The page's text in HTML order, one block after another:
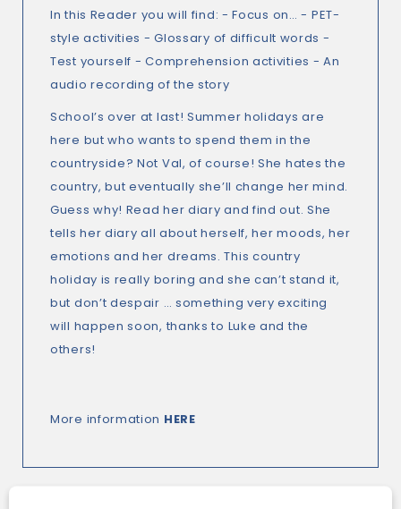
In this Reader you will find: - Focus on… - PET-
style activities - Glossary of difficult words -
Test yourself - Comprehension activities - An
audio recording of the story
School’s over at last! Summer holidays are
here but who wants to spend them in the
countryside? Not Val, of course! She hates the
country, but eventually she’ll change her mind.
Guess why! Read her diary and find out. She
tells her diary all about herself, her moods, her
emotions and her dreams. This country
holiday is really boring and she can’t stand it,
but don’t despair … something very exciting
will happen soon, thanks to Luke and the
others!
More information HERE